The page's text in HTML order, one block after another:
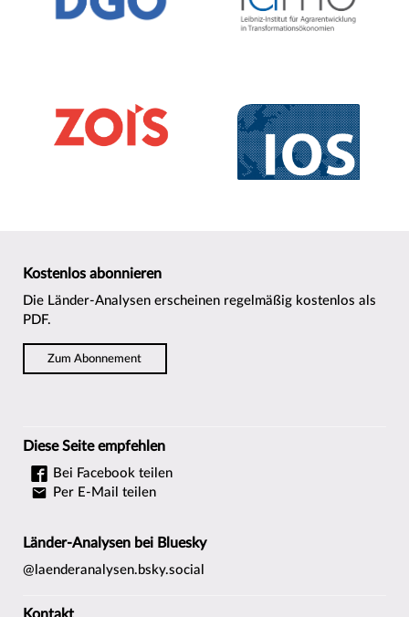
Kostenlos abonnieren
Die Länder-Analysen erscheinen regelmäßig kostenlos als
PDF.
Zum Abonnement
Diese Seite empfehlen
Bei Facebook teilen
Per E-Mail teilen
Länder-Analysen bei Bluesky
@laenderanalysen.bsky.social